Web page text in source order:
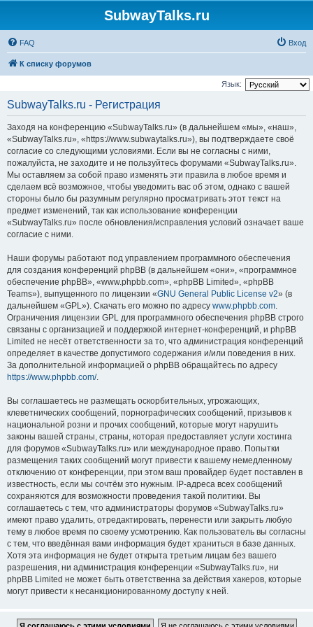
SubwayTalks.ru
FAQ Вход
К списку форумов
Язык:
SubwayTalks.ru - Регистрация
Заходя на конференцию «SubwayTalks.ru» (в дальнейшем «мы», «наш»,
«SubwayTalks.ru», «https://www.subwaytalks.ru»), вы подтверждаете своё
согласие со следующими условиями. Если вы не согласны с ними,
пожалуйста, не заходите и не пользуйтесь форумами «SubwayTalks.ru».
Мы оставляем за собой право изменять эти правила в любое время и
сделаем всё возможное, чтобы уведомить вас об этом, однако с вашей
стороны было бы разумным регулярно просматривать этот текст на
предмет изменений, так как использование конференции
«SubwayTalks.ru» после обновления/исправления условий означает ваше
согласие с ними.
Наши форумы работают под управлением программного обеспечения
для создания конференций phpBB (в дальнейшем «они», «программное
обеспечение phpBB», «www.phpbb.com», «phpBB Limited», «phpBB
Teams»), выпущенного по лицензии «GNU General Public License v2» (в
дальнейшем «GPL»). Скачать его можно по адресу www.phpbb.com.
Ограничения лицензии GPL для программного обеспечения phpBB строго
связаны с организацией и поддержкой интернет-конференций, и phpBB
Limited не несёт ответственности за то, что администрация конференций
определяет в качестве допустимого содержания и/или поведения в них.
За дополнительной информацией о phpBB обращайтесь по адресу
https://www.phpbb.com/.
Вы соглашаетесь не размещать оскорбительных, угрожающих,
клеветнических сообщений, порнографических сообщений, призывов к
национальной розни и прочих сообщений, которые могут нарушить
законы вашей страны, страны, которая предоставляет услуги хостинга
для форумов «SubwayTalks.ru» или международное право. Попытки
размещения таких сообщений могут привести к вашему немедленному
отключению от конференции, при этом ваш провайдер будет поставлен в
известность, если мы сочтём это нужным. IP-адреса всех сообщений
сохраняются для возможности проведения такой политики. Вы
соглашаетесь с тем, что администраторы форумов «SubwayTalks.ru»
имеют право удалить, отредактировать, перенести или закрыть любую
тему в любое время по своему усмотрению. Как пользователь вы согласны
с тем, что введённая вами информация будет храниться в базе данных.
Хотя эта информация не будет открыта третьим лицам без вашего
разрешения, ни администрация конференции «SubwayTalks.ru», ни
phpBB Limited не может быть ответственна за действия хакеров, которые
могут привести к несанкционированному доступу к ней.